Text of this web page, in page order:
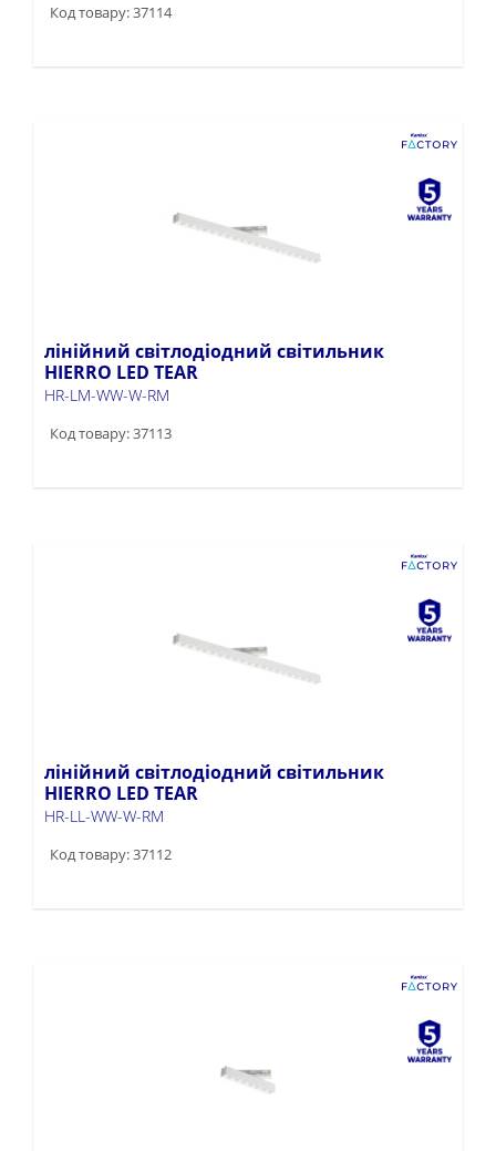
Код товару: 37114
лінійний світлодіодний світильник
HIERRO LED TEAR
HR-LM-WW-W-RM
Код товару: 37113
лінійний світлодіодний світильник
HIERRO LED TEAR
HR-LL-WW-W-RM
Код товару: 37112